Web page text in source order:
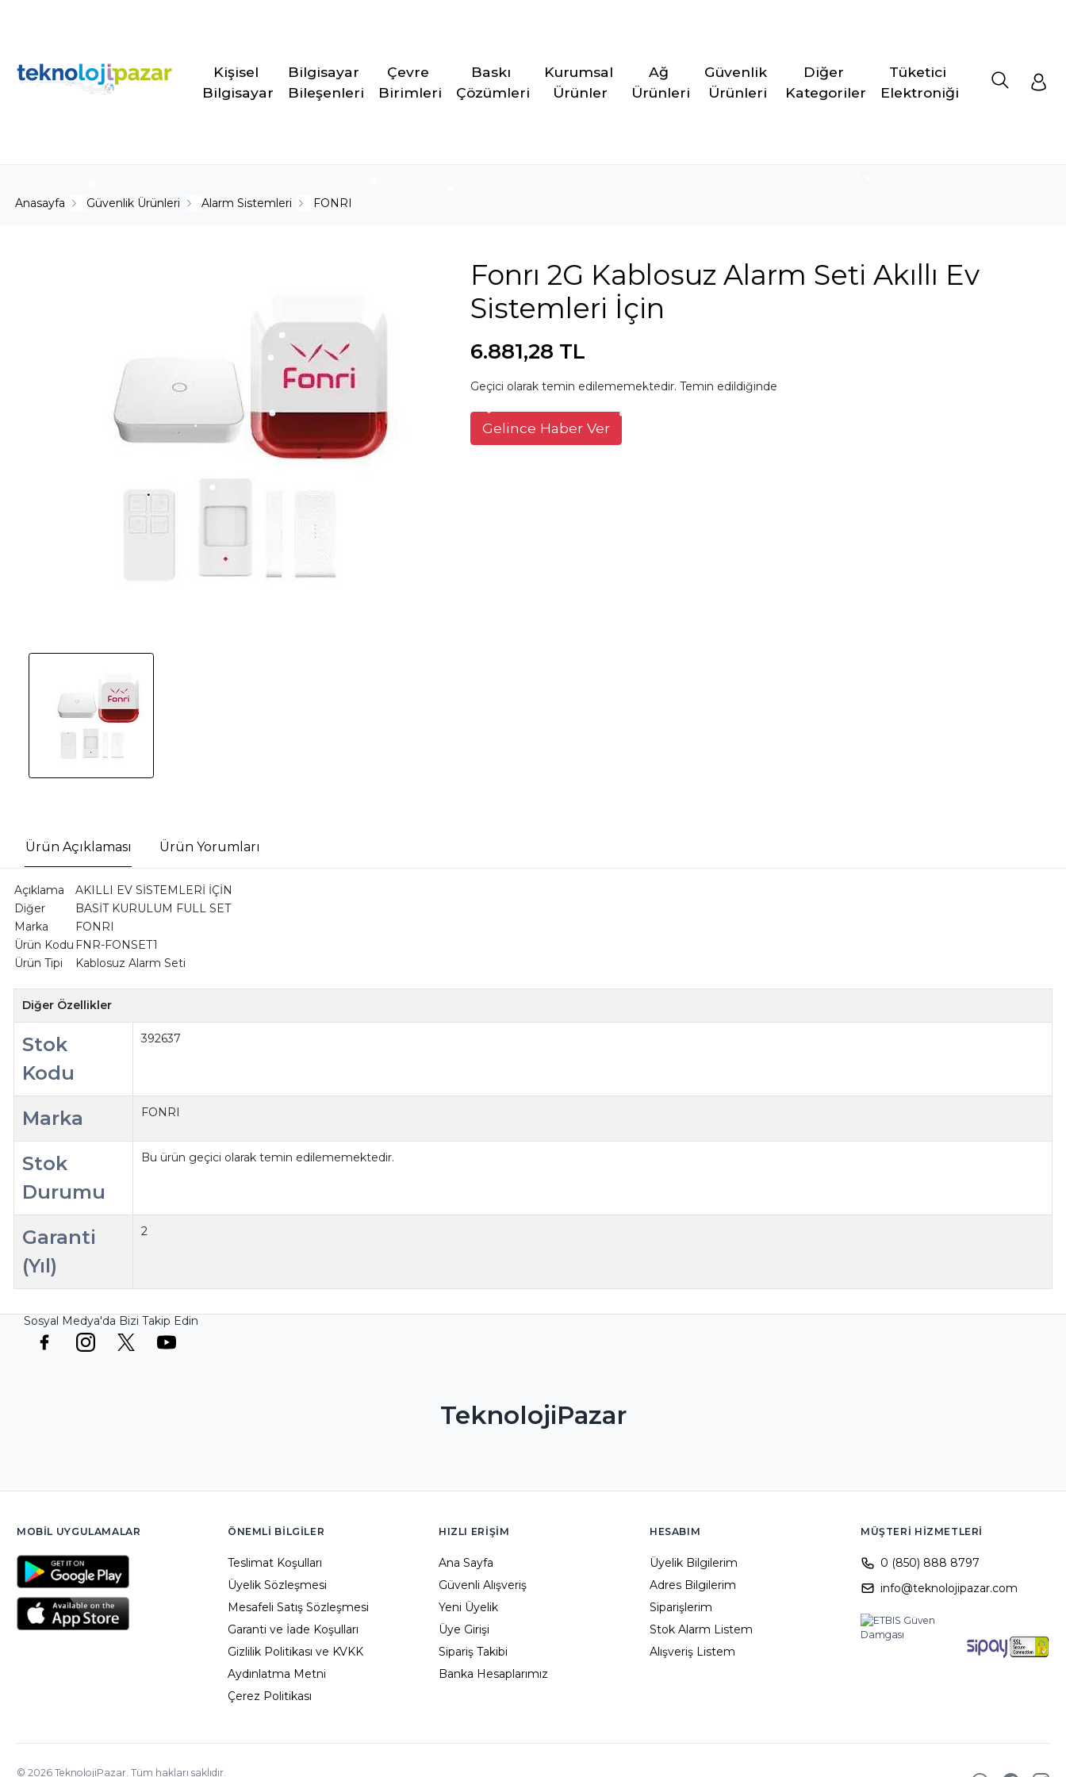
Kişisel
Bilgisayar
Bilgisayar
Bileşenleri
Çevre
Birimleri
Baskı
Çözümleri
Kurumsal
Ürünler
Ağ
Ürünleri
Güvenlik
Ürünleri
Diğer
Kategoriler
Tüketici
Elektroniği
Anasayfa Güvenlik Ürünleri Alarm Sistemleri FONRI
Fonrı 2G Kablosuz Alarm Seti Akıllı Ev
Sistemleri İçin
6.881,28 TL
Geçici olarak temin edilememektedir. Temin edildiğinde
Gelince Haber Ver
Ürün Açıklaması Ürün Yorumları
Açıklama
AKILLI EV SİSTEMLERİ İÇİN
Diğer
BASİT KURULUM FULL SET
Marka
FONRI
Ürün Kodu FNR-FONSET1
Ürün Tipi
Kablosuz Alarm Seti
Diğer Özellikler
Stok
Kodu
392637
Marka FONRI
Stok
Durumu
Bu ürün geçici olarak temin edilememektedir.
Garanti
(Yıl)
2
Sosyal Medya'da Bizi Takip Edin
TeknolojiPazar
MOBIL UYGULAMALAR ÖNEMLI BILGILER
Teslimat Koşulları
Üyelik Sözleşmesi
Mesafeli Satış Sözleşmesi
Garanti ve İade Koşulları
Gizlilik Politikası ve KVKK
Aydınlatma Metni
Çerez Politikası
HIZLI ERIŞIM
Ana Sayfa
Güvenli Alışveriş
Yeni Üyelik
Üye Girişi
Sipariş Takibi
Banka Hesaplarımız
HESABIM
Üyelik Bilgilerim
Adres Bilgilerim
Siparişlerim
Stok Alarm Listem
Alışveriş Listem
MÜŞTERI HIZMETLERI
0 (850) 888 8797
info@teknolojipazar.com
© 2026 TeknolojiPazar. Tüm hakları saklıdır.